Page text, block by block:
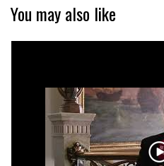
You may also like